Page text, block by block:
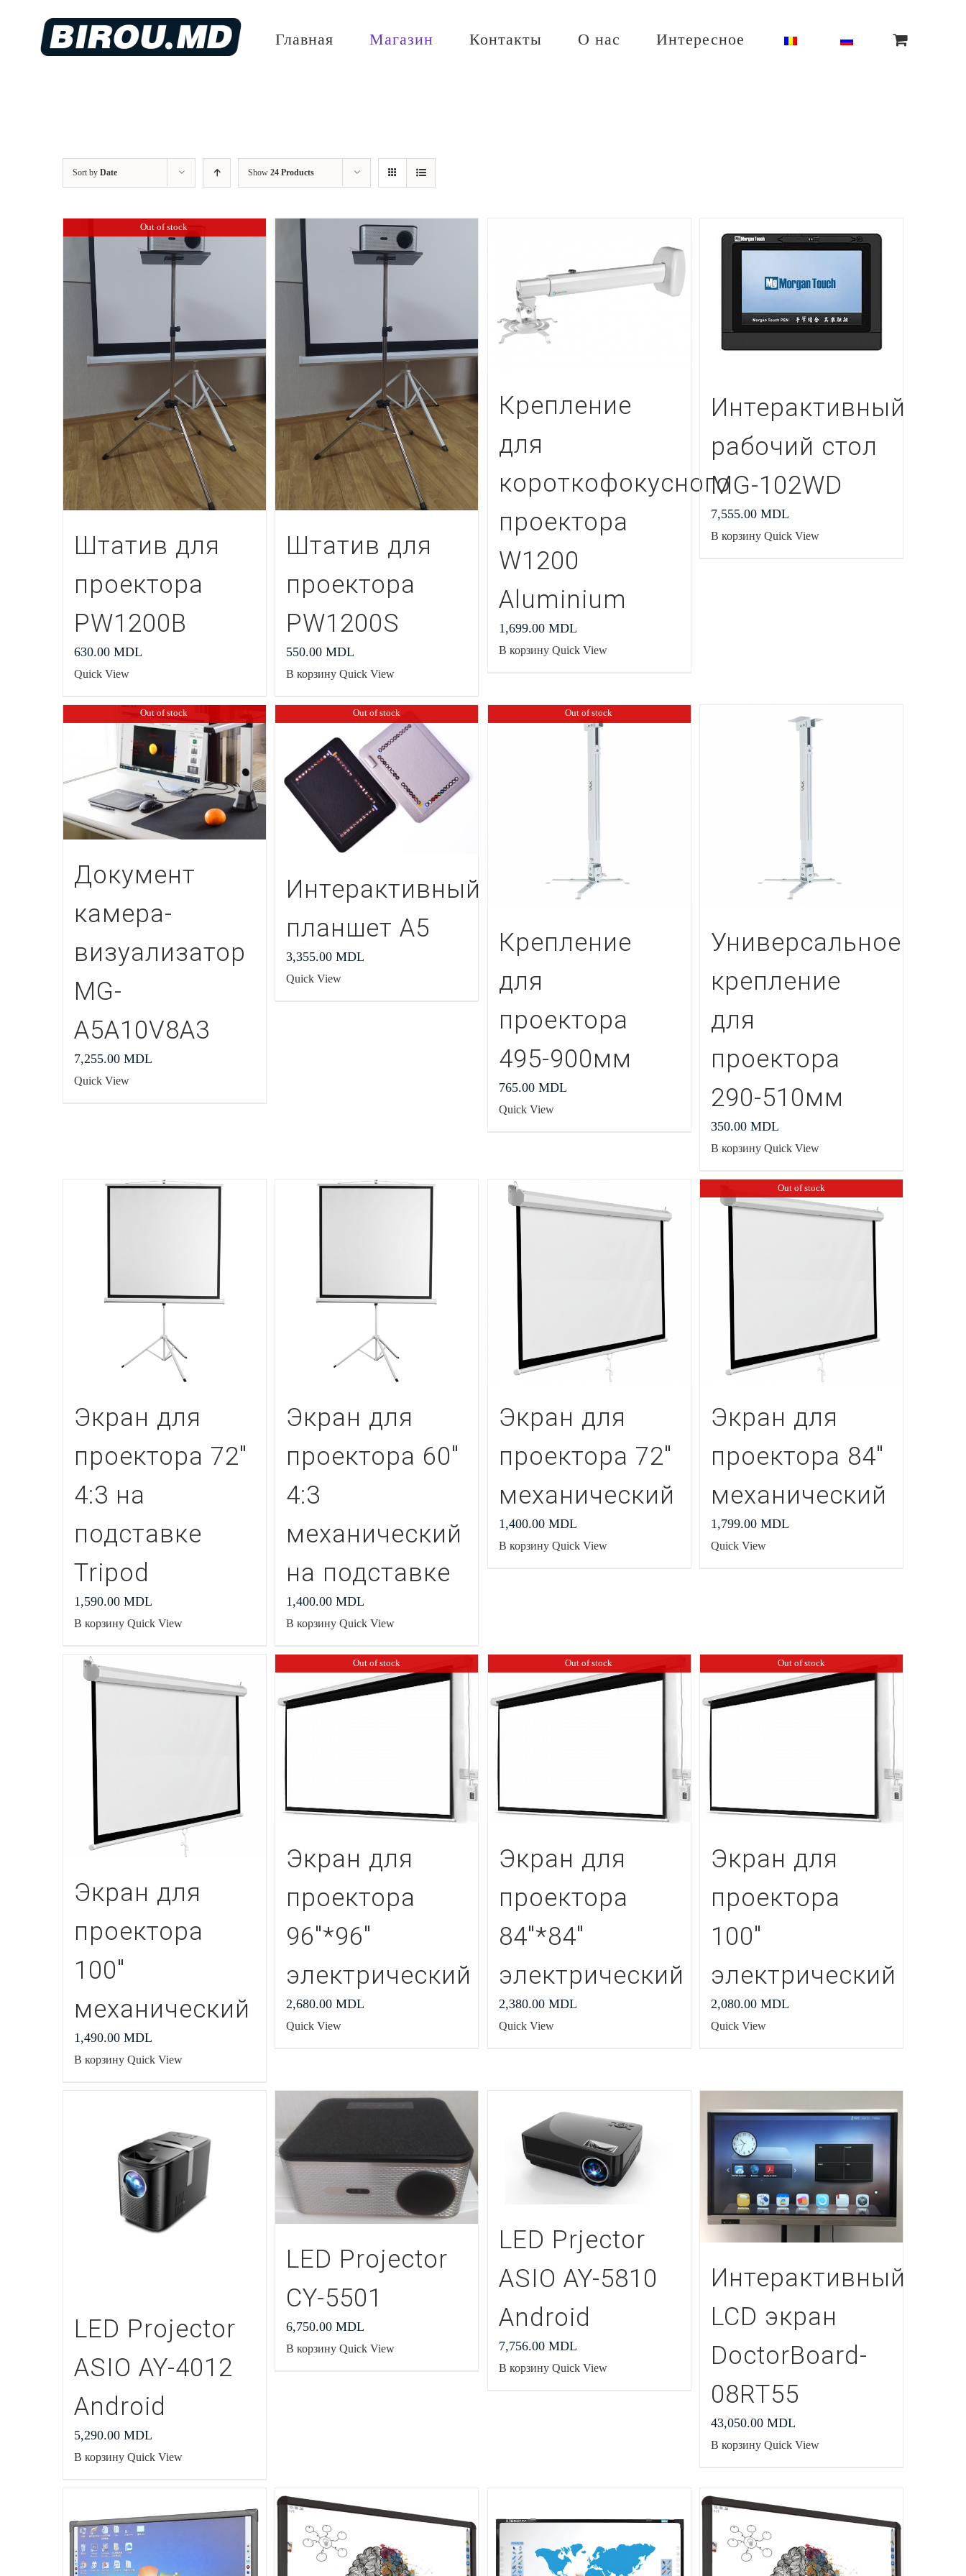
Главная Магазин Контакты О нас Интересное
Sort by Date Show 24 Products
Out of stock
Штатив для
проектора
PW1200В
630.00 MDL
Quick View
Штатив для
проектора
PW1200S
550.00MDL
В корзину Quick View
Крепление
для
короткофокусного
проектора
W1200
Aluminium
1,699.00 MDL
В корзину Quick View
Интерактивный
рабочий стол
MG-102WD
7,555.00MDL
В корзину Quick View
Out of stock
Документ
камера-
визуализатор
MG-
A5A10V8A3
7,255.00 MDL
Quick View
Out of stock
Интерактивный
планшет А5
3,355.00MDL
Quick View
Out of stock
Крепление
для
проектора
495-900мм
765.00 MDL
Quick View
Универсальное
крепление
для
проектора
290-510мм
350.00MDL
В корзину Quick View
Экран для
проектора 72″
4:3 на
подставке
Tripod
1,590.00 MDL
В корзину Quick View
Экран для
проектора 60″
4:3
механический
на подставке
1,400.00MDL
В корзину Quick View
Экран для
проектора 72″
механический
1,400.00 MDL
В корзину Quick View
Out of stock
Экран для
проектора 84″
механический
1,799.00MDL
Quick View
Экран для
проектора
100″
механический
1,490.00 MDL
В корзину Quick View
Out of stock
Экран для
проектора
96″*96″
электрический
2,680.00MDL
Quick View
Out of stock
Экран для
проектора
84″*84″
электрический
2,380.00 MDL
Quick View
Out of stock
Экран для
проектора
100″
электрический
2,080.00MDL
Quick View
LED Projector
ASIO AY-4012
Android
5,290.00 MDL
В корзину Quick View
LED Projector
CY-5501
6,750.00MDL
В корзину Quick View
LED Prjector
ASIO AY-5810
Android
7,756.00 MDL
В корзину Quick View
Интерактивный
LCD экран
DoctorBoard-
08RT55
43,050.00MDL
В корзину Quick View